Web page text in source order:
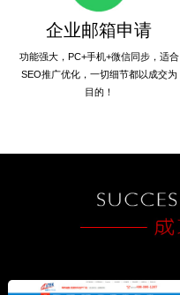
企业邮箱申请
功能强大，PC+手机+微信同步，适合
SEO推广优化，一切细节都以成交为
目的！